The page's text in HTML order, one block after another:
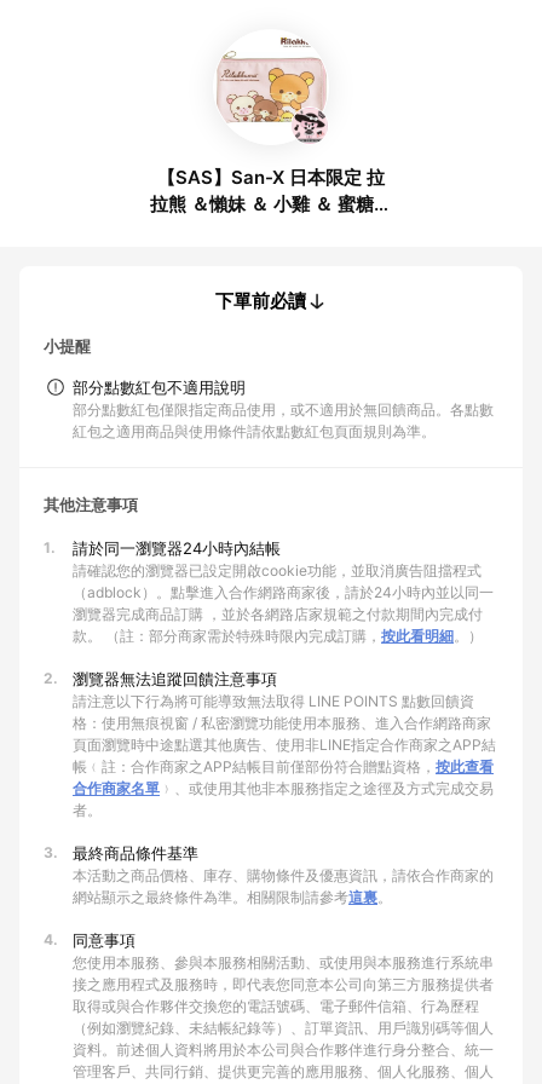
【SAS】San-X 日本限定 拉
拉熊 ＆懶妹 ＆ 小雞 ＆ 蜜糖熊
下單前必讀
小提醒
部分點數紅包不適用說明
部分點數紅包僅限指定商品使用，或不適用於無回饋商品。各點數
紅包之適用商品與使用條件請依點數紅包頁面規則為準。
其他注意事項
1. 請於同一瀏覽器24小時內結帳
請確認您的瀏覽器已設定開啟cookie功能，並取消廣告阻擋程式
（adblock）。點擊進入合作網路商家後，請於24小時內並以同一
瀏覽器完成商品訂購 ，並於各網路店家規範之付款期間內完成付
款。 （註：部分商家需於特殊時限內完成訂購， 按此看明細。）
2. 瀏覽器無法追蹤回饋注意事項
請注意以下行為將可能導致無法取得 LINE POINTS 點數回饋資
格：使用無痕視窗 / 私密瀏覽功能使用本服務、進入合作網路商家
頁面瀏覽時中途點選其他廣告、使用非LINE指定合作商家之APP結
帳﹙註：合作商家之APP結帳目前僅部份符合贈點資格， 按此查看
合作商家名單 ﹚、或使用其他非本服務指定之途徑及方式完成交易
者。
3. 最終商品條件基準
本活動之商品價格、庫存、購物條件及優惠資訊，請依合作商家的
網站顯示之最終條件為準。相關限制請參考這裏。
4. 同意事項
您使用本服務、參與本服務相關活動、或使用與本服務進行系統串
接之應用程式及服務時，即代表您同意本公司向第三方服務提供者
取得或與合作夥伴交換您的電話號碼、電子郵件信箱、行為歷程
（例如瀏覽紀錄、未結帳紀錄等）、訂單資訊、用戶識別碼等個人
資料。前述個人資料將用於本公司與合作夥伴進行身分整合、統一
管理客戶、共同行銷、提供更完善的應用服務、個人化服務、個人